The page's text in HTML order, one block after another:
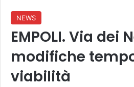
NEWS
EMPOLI. Via dei
modifiche
viabilità